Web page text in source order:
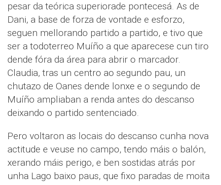
pesar da teórica superiorade pontecesá. As de
Dani, a base de forza de vontade e esforzo,
seguen mellorando partido a partido, e tivo que
ser a todoterreo Muíño a que aparecese cun tiro
dende fóra da área para abrir o marcador.
Claudia, tras un centro ao segundo pau, un
chutazo de Oanes dende lonxe e o segundo de
Muíño ampliaban a renda antes do descanso
deixando o partido sentenciado.
Pero voltaron as locais do descanso cunha nova
actitude e veuse no campo, tendo máis o balón,
xerando máis perigo, e ben sostidas atrás por
unha Lago baixo paus, que fixo paradas de moita